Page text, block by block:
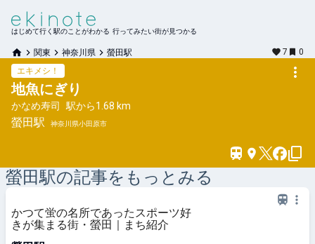
はじめて行く駅のことがわかる 行ってみたい街が見つかる
関東 神奈川県 螢田駅 7
0
エキメシ！
地魚にぎり
かなめ寿司 駅から1.68 km
螢田駅 神奈川県小田原市
螢田駅の記事をもっとみる
かつて蛍の名所であったスポーツ好
きが集まる街・螢田｜まち紹介